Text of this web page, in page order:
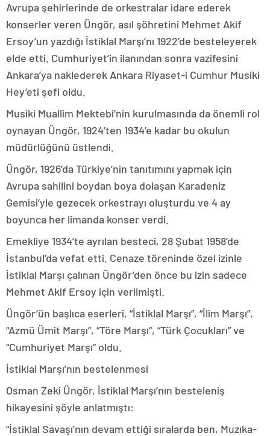
Avrupa şehirlerinde de orkestralar idare ederek
konserler veren Üngör, asıl şöhretini Mehmet Akif
Ersoy’un yazdığı İstiklal Marşı’nı 1922’de besteleyerek
elde etti. Cumhuriyet’in ilanından sonra vazifesini
Ankara’ya naklederek Ankara Riyaset-i Cumhur Musiki
Hey’eti şefi oldu.
Musiki Muallim Mektebi’nin kurulmasında da önemli rol
oynayan Üngör, 1924’ten 1934’e kadar bu okulun
müdürlüğünü üstlendi.
Üngör, 1926’da Türkiye’nin tanıtımını yapmak için
Avrupa sahilini boydan boya dolaşan Karadeniz
Gemisi’yle gezecek orkestrayı oluşturdu ve 4 ay
boyunca her limanda konser verdi.
Emekliye 1934’te ayrılan besteci, 28 Şubat 1958’de
İstanbul’da vefat etti. Cenaze töreninde özel izinle
İstiklal Marşı çalınan Üngör’den önce bu izin sadece
Mehmet Akif Ersoy için verilmişti.
Üngör’ün başlıca eserleri, “İstiklal Marşı”, “İlim Marşı”,
“Azmü Ümit Marşı”, “Töre Marşı”, “Türk Çocukları” ve
“Cumhuriyet Marşı” oldu.
İstiklal Marşı’nın bestelenmesi
Osman Zeki Üngör, İstiklal Marşı’nın besteleniş
hikayesini şöyle anlatmıştı:
“İstiklal Savaşı’nın devam ettiği sıralarda ben, Muzıka-